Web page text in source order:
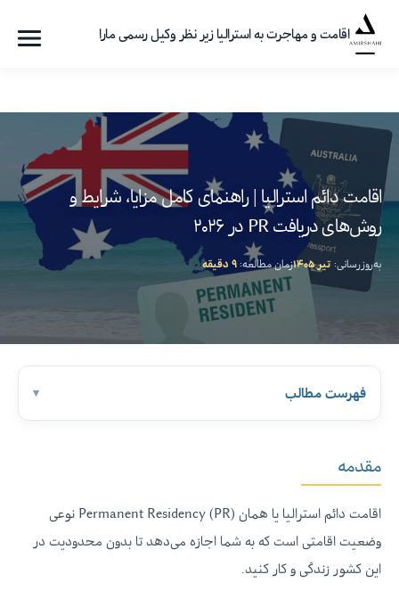
اقامت و مهاجرت به استرالیا زیر نظر وکیل رسمی مارا
اقامت دائم استرالیا | راهنمای کامل مزایا، شرایط و
روش‌های دریافت PR در ۲۰۲۶
به‌روزرسانی: تیر ۱۴۰۵ زمان مطالعه: ۹ دقیقه
فهرست مطالب
مقدمه
اقامت دائم استرالیا یا همان Permanent Residency (PR) نوعی
وضعیت اقامتی است که به شما اجازه می‌دهد تا بدون محدودیت در
این کشور زندگی و کار کنید.